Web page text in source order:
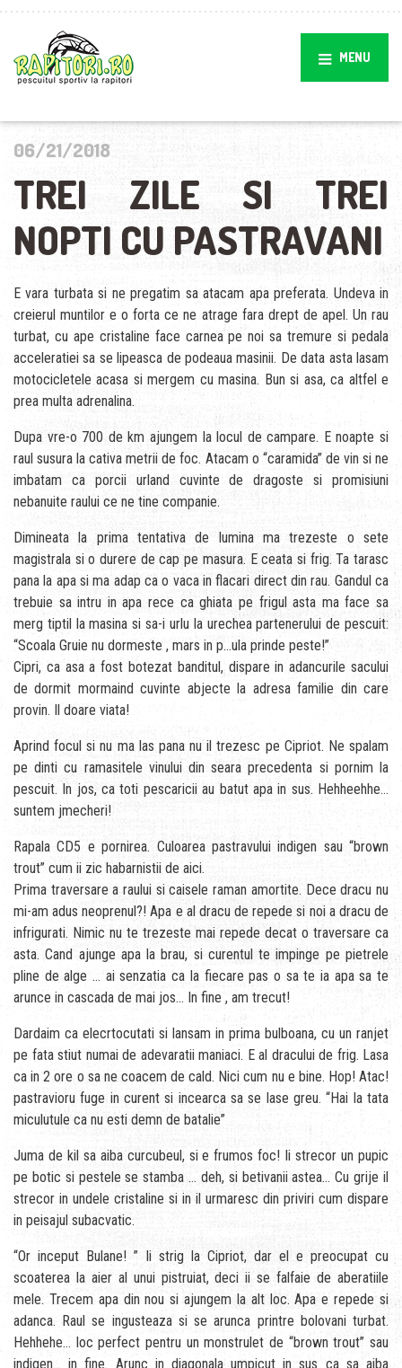
MENU
06/21/2018
TREI ZILE SI TREI
NOPTI CU PASTRAVANI
E vara turbata si ne pregatim sa atacam apa preferata. Undeva in
creierul muntilor e o forta ce ne atrage fara drept de apel. Un rau
turbat, cu ape cristaline face carnea pe noi sa tremure si pedala
acceleratiei sa se lipeasca de podeaua masinii. De data asta lasam
motocicletele acasa si mergem cu masina. Bun si asa, ca altfel e
prea multa adrenalina.
Dupa vre-o 700 de km ajungem la locul de campare. E noapte si
raul susura la cativa metrii de foc. Atacam o “caramida” de vin si ne
imbatam ca porcii urland cuvinte de dragoste si promisiuni
nebanuite raului ce ne tine companie.
Dimineata la prima tentativa de lumina ma trezeste o sete
magistrala si o durere de cap pe masura. E ceata si frig. Ta tarasc
pana la apa si ma adap ca o vaca in flacari direct din rau. Gandul ca
trebuie sa intru in apa rece ca ghiata pe frigul asta ma face sa
merg tiptil la masina si sa-i urlu la urechea partenerului de pescuit:
“Scoala Gruie nu dormeste , mars in p…ula prinde peste!”
Cipri, ca asa a fost botezat banditul, dispare in adancurile sacului
de dormit mormaind cuvinte abjecte la adresa familie din care
provin. Il doare viata!
Aprind focul si nu ma las pana nu il trezesc pe Cipriot. Ne spalam
pe dinti cu ramasitele vinului din seara precedenta si pornim la
pescuit. In jos, ca toti pescaricii au batut apa in sus. Hehheehhe…
suntem jmecheri!
Rapala CD5 e pornirea. Culoarea pastravului indigen sau “brown
trout” cum ii zic habarnistii de aici.
Prima traversare a raului si caisele raman amortite. Dece dracu nu
mi-am adus neoprenul?! Apa e al dracu de repede si noi a dracu de
infrigurati. Nimic nu te trezeste mai repede decat o traversare ca
asta. Cand ajunge apa la brau, si curentul te impinge pe pietrele
pline de alge … ai senzatia ca la fiecare pas o sa te ia apa sa te
arunce in cascada de mai jos… In fine , am trecut!
Dardaim ca elecrtocutati si lansam in prima bulboana, cu un ranjet
pe fata stiut numai de adevaratii maniaci. E al dracului de frig. Lasa
ca in 2 ore o sa ne coacem de cald. Nici cum nu e bine. Hop! Atac!
pastravioru fuge in curent si incearca sa se lase greu. “Hai la tata
miculutule ca nu esti demn de batalie”
Juma de kil sa aiba curcubeul, si e frumos foc! Ii strecor un pupic
pe botic si pestele se stamba … deh, si betivanii astea… Cu grije il
strecor in undele cristaline si in il urmaresc din priviri cum dispare
in peisajul subacvatic.
“Or inceput Bulane! ” Ii strig la Cipriot, dar el e preocupat cu
scoaterea la aier al unui pistruiat, deci ii se falfaie de aberatiile
mele. Trecem apa din nou si ajungem la alt loc. Apa e repede si
adanca. Raul se ingusteaza si se arunca printre bolovani turbat.
Hehhehe… loc perfect pentru un monstrulet de “brown trout” sau
indigen… in fine. Arunc in diagonala umpicut in sus ca sa aiba